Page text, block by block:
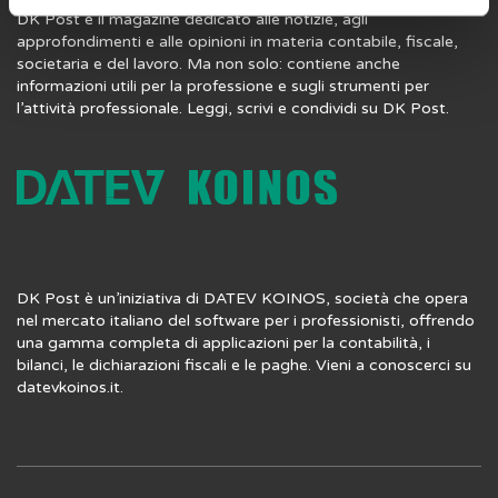
DK Post è il magazine dedicato alle notizie, agli
approfondimenti e alle opinioni in materia contabile, fiscale,
societaria e del lavoro. Ma non solo: contiene anche
informazioni utili per la professione e sugli strumenti per
l’attività professionale. Leggi, scrivi e condividi su DK Post.
DK Post è un’iniziativa di DATEV KOINOS, società che opera
nel mercato italiano del software per i professionisti, offrendo
una gamma completa di applicazioni per la contabilità, i
bilanci, le dichiarazioni fiscali e le paghe. Vieni a conoscerci su
datevkoinos.it.